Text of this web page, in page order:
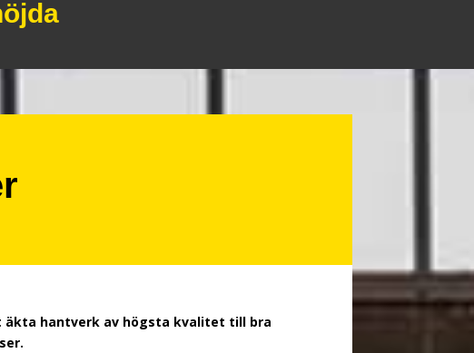
äkta hantverk av högsta kvalitet till bra